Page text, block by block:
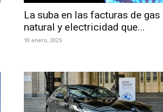
La suba en las facturas de gas
natural y electricidad que...
10 enero, 2025